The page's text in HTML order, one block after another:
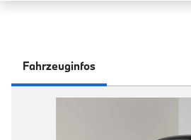
Fahrzeuginfos